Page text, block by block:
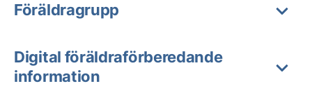
Föräldragrupp
Digital föräldraförberedande
information